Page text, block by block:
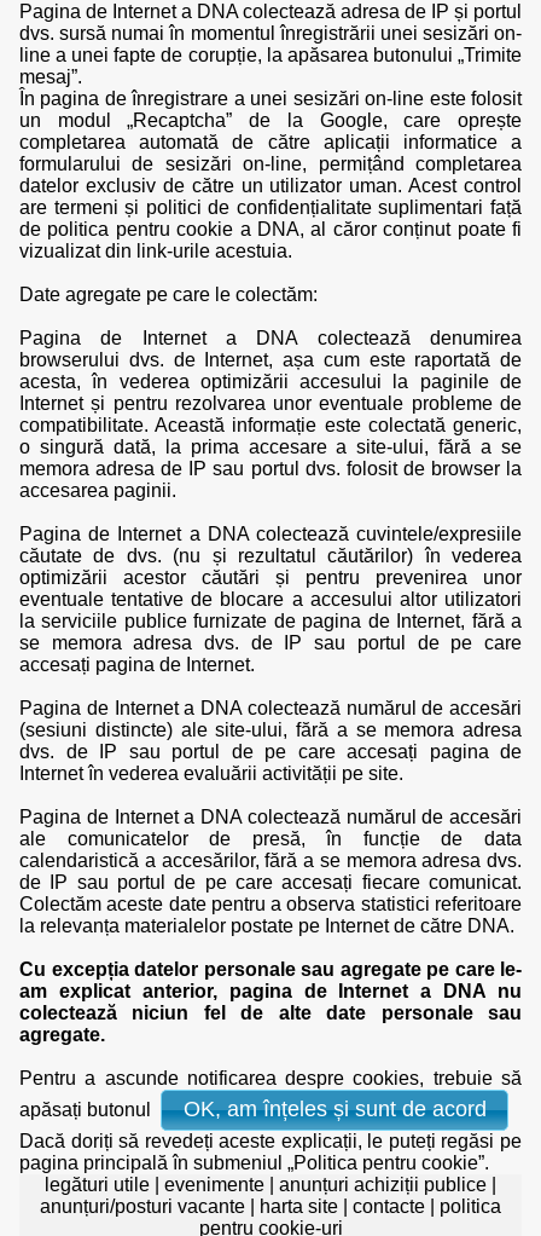
Pagina de Internet a DNA colectează adresa de IP și portul
dvs. sursă numai în momentul înregistrării unei sesizări on-
line a unei fapte de corupție, la apăsarea butonului „Trimite
mesaj”.
În pagina de înregistrare a unei sesizări on-line este folosit
un modul „Recaptcha” de la Google, care oprește
completarea automată de către aplicații informatice a
formularului de sesizări on-line, permițând completarea
datelor exclusiv de către un utilizator uman. Acest control
are termeni și politici de confidențialitate suplimentari față
de politica pentru cookie a DNA, al căror conținut poate fi
vizualizat din link-urile acestuia.
Date agregate pe care le colectăm:
Pagina de Internet a DNA colectează denumirea
browserului dvs. de Internet, așa cum este raportată de
acesta, în vederea optimizării accesului la paginile de
Internet și pentru rezolvarea unor eventuale probleme de
compatibilitate. Această informație este colectată generic,
o singură dată, la prima accesare a site-ului, fără a se
memora adresa de IP sau portul dvs. folosit de browser la
accesarea paginii.
Pagina de Internet a DNA colectează cuvintele/expresiile
căutate de dvs. (nu și rezultatul căutărilor) în vederea
optimizării acestor căutări și pentru prevenirea unor
eventuale tentative de blocare a accesului altor utilizatori
la serviciile publice furnizate de pagina de Internet, fără a
se memora adresa dvs. de IP sau portul de pe care
accesați pagina de Internet.
Pagina de Internet a DNA colectează numărul de accesări
(sesiuni distincte) ale site-ului, fără a se memora adresa
dvs. de IP sau portul de pe care accesați pagina de
Internet în vederea evaluării activității pe site.
Pagina de Internet a DNA colectează numărul de accesări
ale comunicatelor de presă, în funcție de data
calendaristică a accesărilor, fără a se memora adresa dvs.
de IP sau portul de pe care accesați fiecare comunicat.
Colectăm aceste date pentru a observa statistici referitoare
la relevanța materialelor postate pe Internet de către DNA.
Cu excepția datelor personale sau agregate pe care le-
am explicat anterior, pagina de Internet a DNA nu
colectează niciun fel de alte date personale sau
agregate.
Pentru a ascunde notificarea despre cookies, trebuie să
apăsați butonul
OK, am înțeles și sunt de acord
Dacă doriți să revedeți aceste explicații, le puteți regăsi pe
pagina principală în submeniul „Politica pentru cookie”.
legături utile
evenimente anunțuri achiziții publice
anunțuri/posturi vacante
harta site contacte
politica
pentru cookie-uri